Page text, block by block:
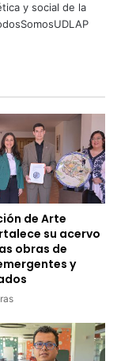
y social de la
de Arte
su acervo
obras de
y